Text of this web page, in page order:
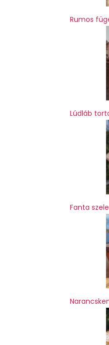
Rumos
Lúdláb
Fanta